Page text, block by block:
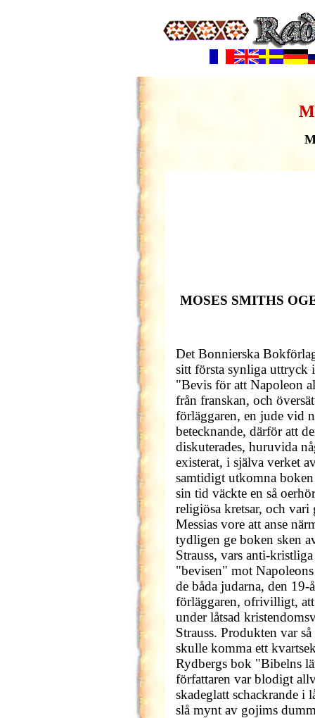
MOSES SMITHS
Det Bonnierska
sitt första synliga uttryck
"Bevis för att Napoleon
från franskan, och
förläggaren, en jude vid
betecknande, därför att
diskuterades, huruvida
existerat, i själva verket
samtidigt utkomna
sin tid väckte en så
religiösa kretsar, och vari
Messias vore att anse
tydligen ge boken sken
Strauss, vars anti-
"bevisen" mot
de båda judarna, den 19-
förläggaren, ofrivilligt,
under låtsad
Strauss. Produkten var
skulle komma ett
Rydbergs bok "Bibelns
författaren var blodigt
skadeglatt schackrande i
slå mynt av gojims